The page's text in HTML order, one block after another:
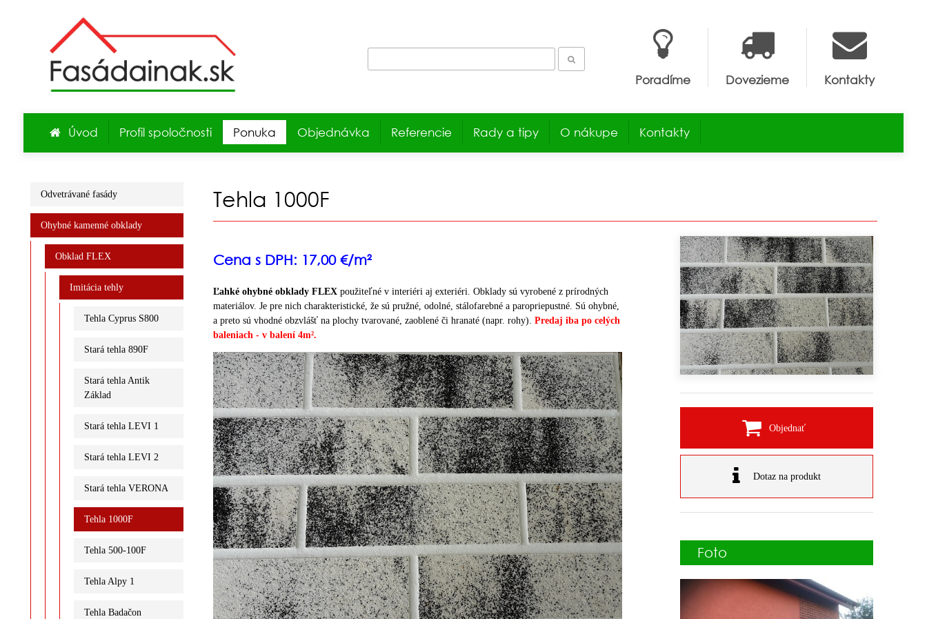
Kontakty
Dovezieme
Poradíme
Úvod Profil spoločnosti Ponuka Objednávka Referencie Rady a tipy O nákupe Kontakty
Odvetrávané fasády
Ohybné kamenné obklady
Obklad FLEX
Imitácia tehly
Tehla Cyprus S800
Stará tehla 890F
Stará tehla Antik
Základ
Stará tehla LEVI 1
Stará tehla LEVI 2
Stará tehla VERONA
Tehla 1000F
Tehla 500-100F
Tehla Alpy 1
Tehla Badačon
Tehla 1000F
Cena s DPH: 17,00 €/m²
Ľahké ohybné obklady FLEXpoužiteľné v interiéri aj exteriéri. Obklady sú vyrobené z prírodných
materiálov. Je pre nich charakteristické, že sú pružné, odolné, stálofarebné a paropriepustné. Sú ohybné,
a preto sú vhodné obzvlášť na plochy tvarované, zaoblené či hranaté (napr. rohy). Predaj iba po celých
baleniach - v balení 4m².
Objednať
Dotaz na produkt
Foto